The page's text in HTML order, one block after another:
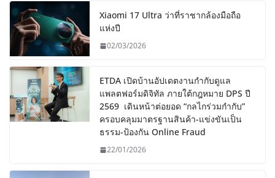
Xiaomi 17 Ultra ว่าที่ราชากล้องมือถือ
แห่งปี
02/03/2026
ETDA เปิดบ้านอัปเดตงานกำกับดูแล
แพลตฟอร์มดิจิทัล ภายใต้กฎหมาย DPS ปี
2569 เดินหน้าต่อยอด “กลไกร่วมกำกับ”
ครอบคลุมมาตรฐานสินค้า-แข่งขันเป็น
ธรรม-ป้องกัน Online Fraud
22/01/2026